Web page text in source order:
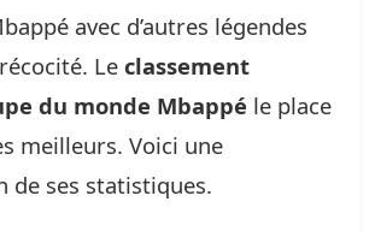
avec d’autres légendes
Le classement
du monde Mbappé le place
meilleurs. Voici une
de ses statistiques.